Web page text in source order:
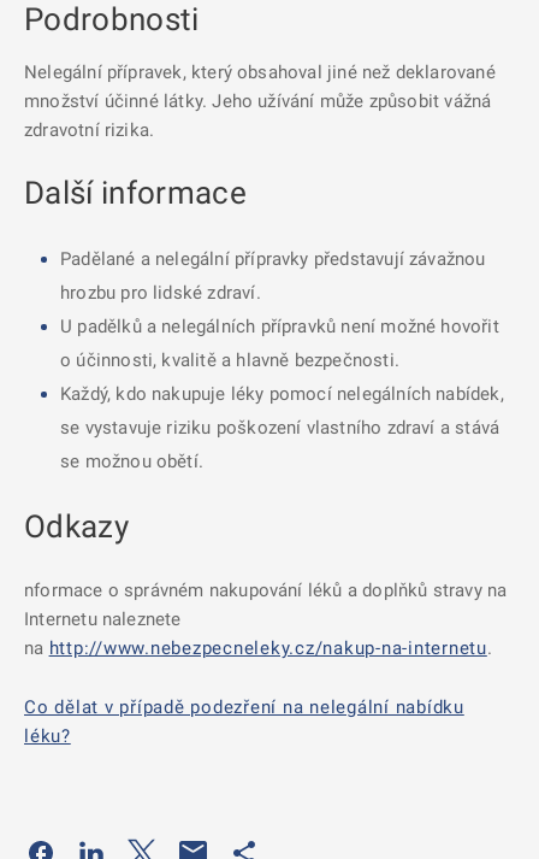
Podrobnosti
Nelegální přípravek, který obsahoval jiné než deklarované
množství účinné látky. Jeho užívání může způsobit vážná
zdravotní rizika.
Další informace
Padělané a nelegální přípravky představují závažnou
hrozbu pro lidské zdraví.
U padělků a nelegálních přípravků není možné hovořit
o účinnosti, kvalitě a hlavně bezpečnosti.
Každý, kdo nakupuje léky pomocí nelegálních nabídek,
se vystavuje riziku poškození vlastního zdraví a stává
se možnou obětí.
Odkazy
nformace o správném nakupování léků a doplňků stravy na
Internetu naleznete
na http://www.nebezpecneleky.cz/nakup-na-internetu.
Co dělat v případě podezření na nelegální nabídku
léku?
Odkaz se otevře na nové kartě
Odkaz se otevře na nové kartě
Odkaz se otevře na nové kartě